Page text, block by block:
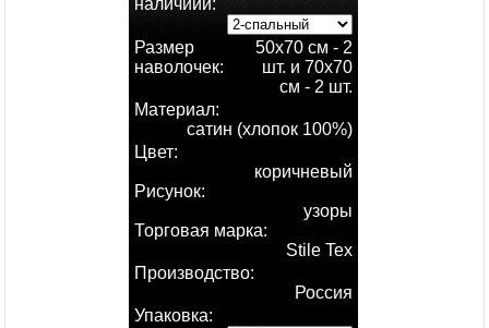
наличиии:
Размер
наволочек:
50х70 см - 2
шт. и 70х70
см - 2 шт.
Материал:
сатин (хлопок 100%)
Цвет:
коричневый
Рисунок:
узоры
Торговая марка:
Stile Tex
Производство:
Россия
Упаковка: